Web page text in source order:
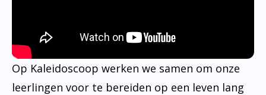
Op Kaleidoscoop werken we samen om onze
leerlingen voor te bereiden op een leven lang